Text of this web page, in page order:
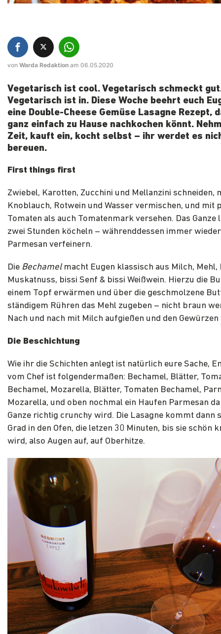
von Warda Redaktion am 06.05.2020
Vegetarisch ist cool. Vegetarisch schmeckt
Vegetarisch ist in. Diese Woche beehrt euch
eine Double-Cheese Gemüse Lasagne Rezept,
ganz einfach zu Hause nachkochen könnt.
Zeit, kauft ein, kocht selbst – ihr werdet es
bereuen.
First things first
Zwiebel, Karotten, Zucchini und Mellanzini schneiden,
Knoblauch, Rotwein und Wasser vermischen, und mit
Tomaten als auch Tomatenmark versehen. Das Ganze
zwei Stunden köcheln – währenddessen immer
Parmesan verfeinern.
Die Bechamelmacht Eugen klassisch aus Milch, Mehl,
Muskatnuss, bissi Senf & bissi Weißwein. Hierzu die
einem Topf erwärmen und über die geschmolzene
ständigem Rühren das Mehl zugeben – nicht braun
Nach und nach mit Milch aufgießen und den
Die Beschichtung
Wie ihr die Schichten anlegt ist natürlich eure Sache,
vom Chef ist folgendermaßen: Bechamel, Blätter,
Bechamel, Mozarella, Blätter, Tomaten Bechamel,
Mozarella, und oben nochmal ein Haufen Parmesan
Ganze richtig crunchy wird. Die Lasagne kommt dann
Grad in den Ofen, die letzen 30 Minuten, bis sie schön
wird, also Augen auf, auf Oberhitze.